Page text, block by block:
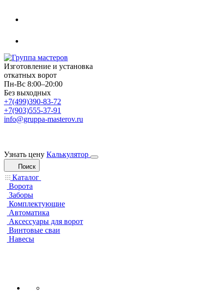
Изготовление и установка
откатных ворот
Пн-Вс 8:00–20:00
Без выходных
+7(499)390-83-72
+7(903)555-37-91
info@gruppa-masterov.ru
Узнать цену Калькулятор
Поиск
Каталог
Ворота
Заборы
Комплектующие
Автоматика
Аксессуары для ворот
Винтовые сваи
Навесы